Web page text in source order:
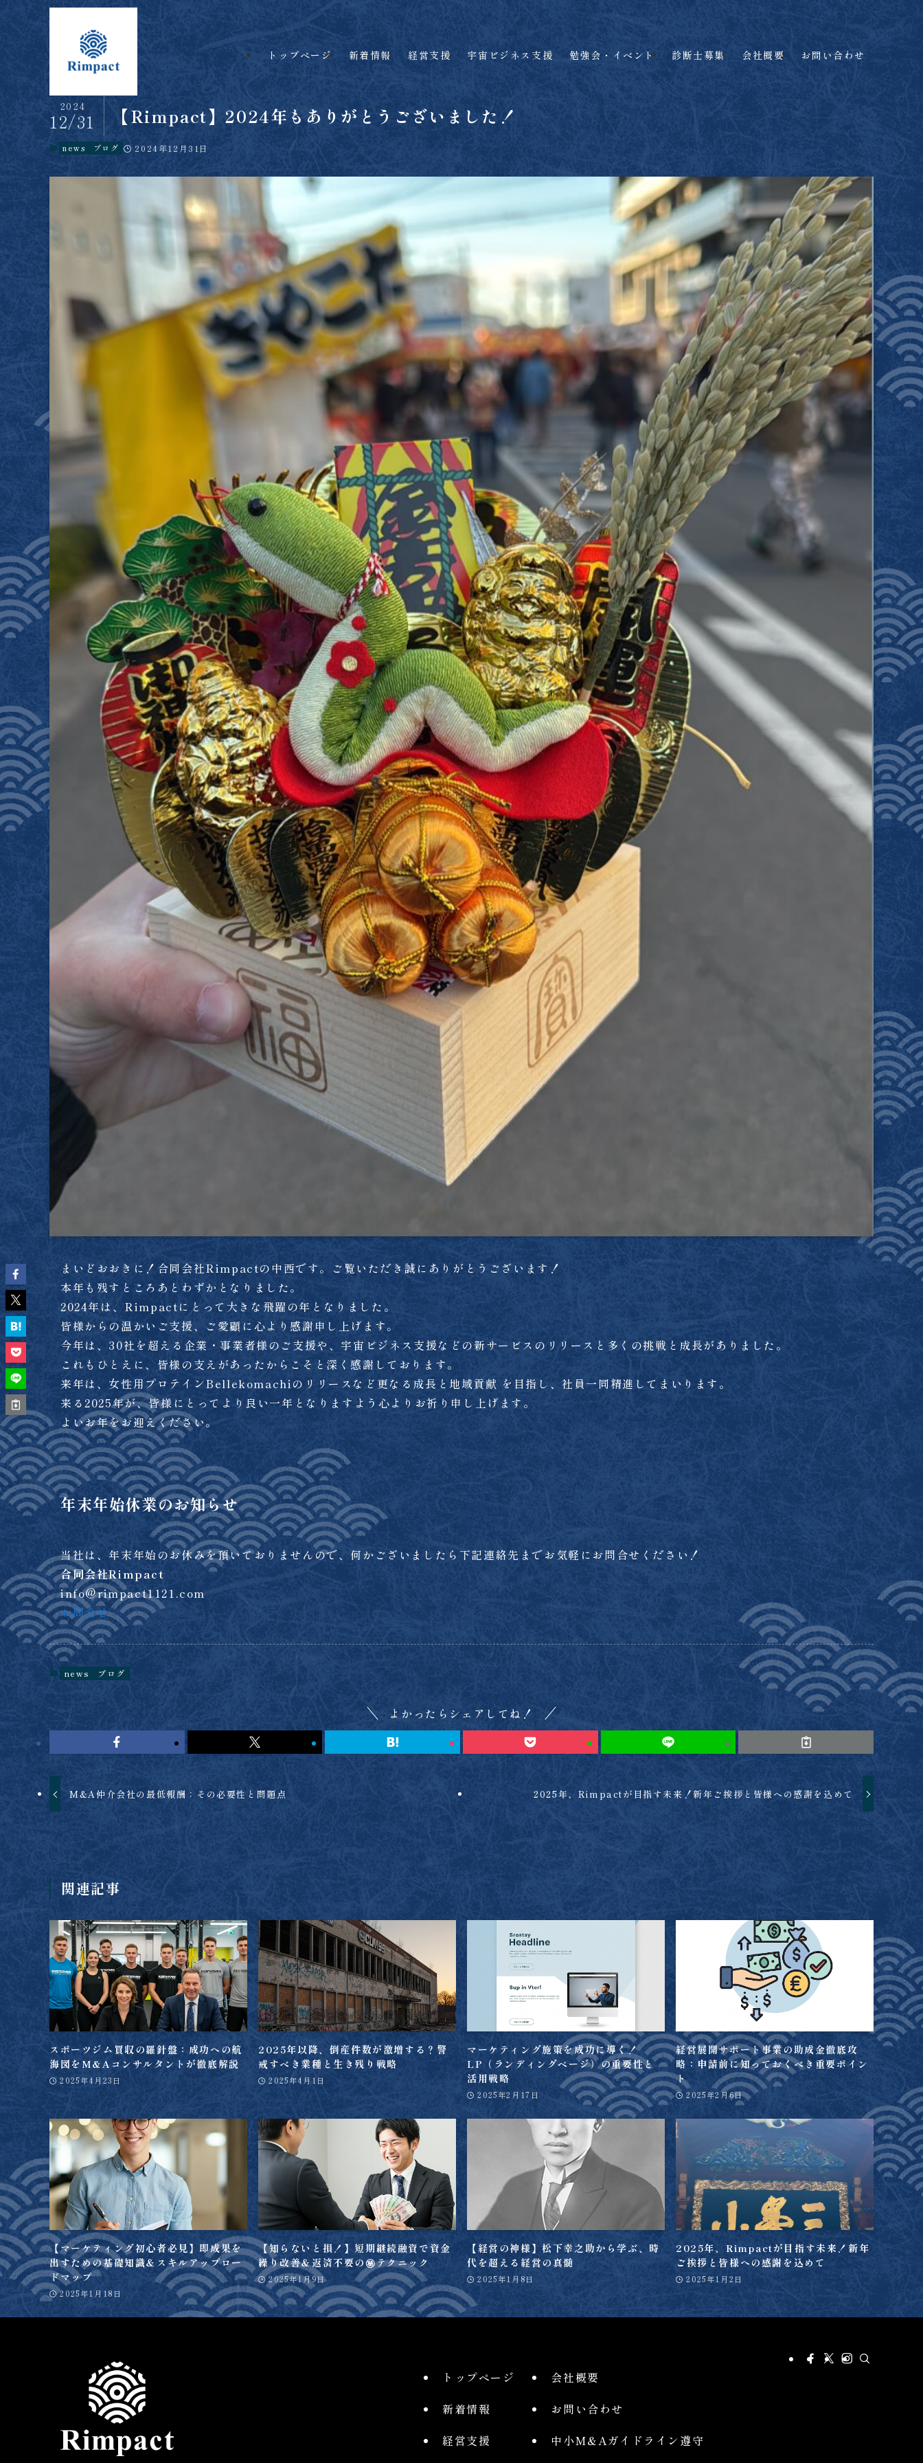
トップページ 新着情報 経営支援 宇宙ビジネス支援 勉強会・イベント 診断士募集 会社概要 お問い合わせ
【Rimpact】2024年もありがとうございました！
2024
12/31
news ブログ 2024年12月31日
まいどおおきに！合同会社Rimpactの中西です。ご覧いただき誠にありがとうございます！
本年も残すところあとわずかとなりました。
2024年は、Rimpactにとって大きな飛躍の年となりました。
皆様からの温かいご支援、ご愛顧に心より感謝申し上げます。
今年は、30社を超える企業・事業者様のご支援や、宇宙ビジネス支援などの新サービスのリリースと多くの挑戦と成長がありました。
これもひとえに、皆様の支えがあったからこそと深く感謝しております。
来年は、女性用プロテインBellekomachiのリリースなど更なる成長と地域貢献 を目指し、社員一同精進してまいります。
来る2025年が、皆様にとってより良い一年となりますよう心よりお祈り申し上げます。
よいお年をお迎えください。
年末年始休業のお知らせ
当社は、年末年始のお休みを頂いておりませんので、何かございましたら下記連絡先までお気軽にお問合せください！
合同会社Rimpact
info@rimpact1121.com
お問合せ
news ブログ
よかったらシェアしてね！
M&A仲介会社の最低報酬：その必要性と問題点 2025年、Rimpactが目指す未来！新年ご挨拶と皆様への感謝を込めて
関連記事
スポーツジム買収の羅針盤：成功への航
海図をM&Aコンサルタントが徹底解説
2025年4月23日
2025年以降、倒産件数が激増する？警
戒すべき業種と生き残り戦略
2025年4月1日
マーケティング施策を成功に導く！
LP（ランディングページ）の重要性と
活用戦略
2025年2月17日
経営展開サポート事業の助成金徹底攻
略：申請前に知っておくべき重要ポイン
ト
2025年2月6日
【マーケティング初心者必見】即成果を
出すための基礎知識＆スキルアップロー
ドマップ
2025年1月18日
【知らないと損！】短期継続融資で資金
繰り改善＆返済不要の㊙テクニック
2025年1月9日
【経営の神様】松下幸之助から学ぶ、時
代を超える経営の真髄
2025年1月8日
2025年、Rimpactが目指す未来！新年
ご挨拶と皆様への感謝を込めて
2025年1月2日
トップページ
新着情報
経営支援
会社概要
お問い合わせ
中小M&Aガイドライン遵守